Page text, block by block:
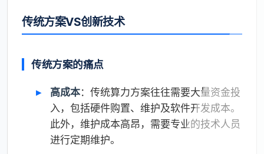
传统方案VS创新技术
传统方案的痛点
高成本：传统算力方案往往需要大量资金投
入，包括硬件购置、维护及软件开发成本。
此外，维护成本高昂，需要专业的技术人员
进行定期维护。